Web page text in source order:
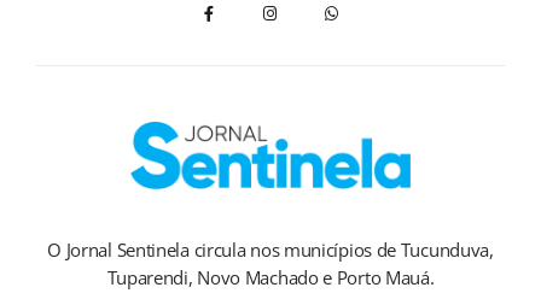
O Jornal Sentinela circula nos municípios de Tucunduva,
Tuparendi, Novo Machado e Porto Mauá.